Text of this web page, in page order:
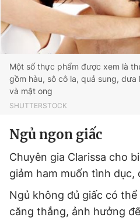
Một số thực phẩm được xem là
gồm hàu, sô cô la, quả sung,
và mật ong
SHUTTERSTOCK
Ngủ ngon giấc
Chuyên gia Clarissa cho
giảm ham muốn tình dục,
Ngủ không đủ giấc có
căng thẳng, ảnh hưởng